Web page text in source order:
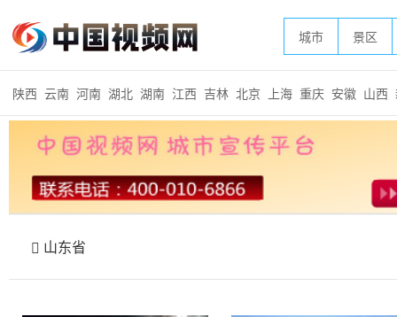
城市 景区
陕西 云南 河南 湖北 湖南 江西 吉林 北京 上海 重庆 安徽 山西
山东省